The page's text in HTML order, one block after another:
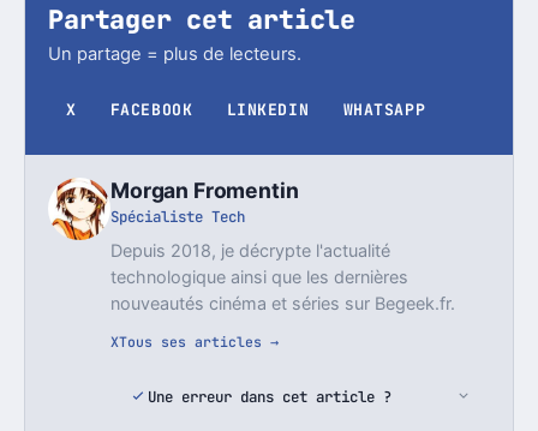
Partager cet article
Un partage = plus de lecteurs.
X FACEBOOK LINKEDIN WHATSAPP
Morgan Fromentin
Spécialiste Tech
Depuis 2018, je décrypte l'actualité
technologique ainsi que les dernières
nouveautés cinéma et séries sur Begeek.fr.
XTous ses articles →
Une erreur dans cet article ?